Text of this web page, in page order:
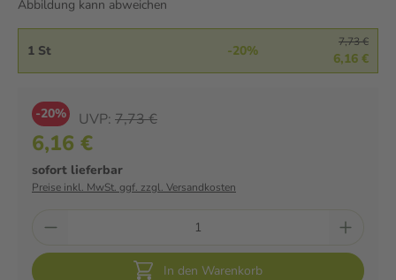
Abbildung kann abweichen
1 St -20%
7,73 €
6,16 €
-20% UVP: 7,73 €
6,16 €
sofort lieferbar
Preise inkl. MwSt. ggf. zzgl. Versandkosten
In den Warenkorb